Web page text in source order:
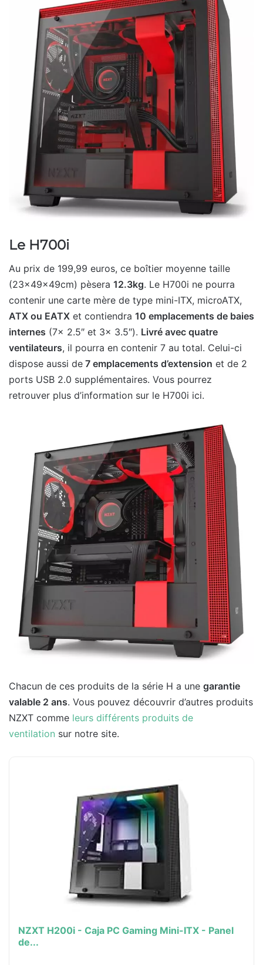
Le H700i
Au prix de 199,99 euros, ce boîtier moyenne taille
(23x49x49cm) pèsera 12.3kg. Le H700i ne pourra
contenir une carte mère de type mini-ITX, microATX,
ATX ou EATX et contiendra 10 emplacements de baies
internes (7x 2.5″ et 3x 3.5″). Livré avec quatre
ventilateurs, il pourra en contenir 7 au total. Celui-ci
dispose aussi de 7 emplacements d’extension et de 2
ports USB 2.0 supplémentaires. Vous pourrez
retrouver plus d’information sur le H700i ici.
Chacun de ces produits de la série H a une garantie
valable 2 ans. Vous pouvez découvrir d’autres produits
NZXT comme leurs différents produits de
ventilation sur notre site.
NZXT H200i - Caja PC Gaming Mini-ITX - Panel
de...